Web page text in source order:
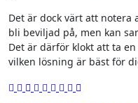
Det är dock värt att notera
bli beviljad på, men kan
Det är därför klokt att ta
vilken lösning är bäst för